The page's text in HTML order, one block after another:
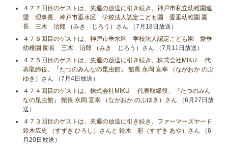
４７７回目のゲストは、先週の放送に引き続き、神戸市私立幼稚園連
盟 理事長、神戸市垂水区 学校法人認定こども園 愛垂幼稚園 園
長 三木 治郎 （みき じろう）さん （7月18日放送）
４７６回目のゲストは、神戸市垂水区 学校法人認定こども園 愛垂
幼稚園 園長 三木 治郎 （みき じろう）さん （7月11日放送）
４７５回目のゲストは、先週の放送に引き続き、株式会社MIKU 代
表取締役、『たつのみんなの昆虫館』 館長 永岡 宣幸 （ながおか のぶ
ゆき）さん （7月4日放送）
４７４回目のゲストは、株式会社MIKU 代表取締役、『たつのみん
なの昆虫館』 館長 永岡 宣幸 （ながおか のぶゆき）さん （6月27日放
送）
４７３回目のゲストは、先週の放送に引き続き、ファーマーズヤード
鈴木広史 （すずき ひろし）さんと 鈴木 彩（すずき あや）さん （6
月20日放送）